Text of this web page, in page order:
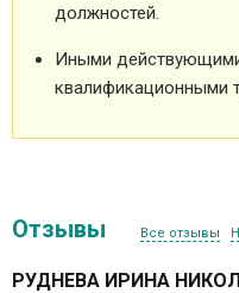
должностей.
Иными
квалификационными
Отзывы Все отзывы
РУДНЕВА ИРИНА